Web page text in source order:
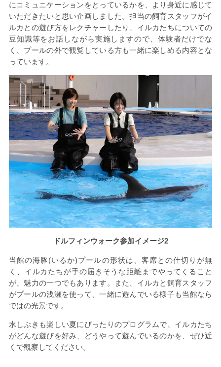
にコミュニケーションをとっているかを、より身近に感じて
いただきたいと思い企画しました。担当の飼育スタッフがイ
ルカとの遊び方をレクチャーしたり、イルカたちについての
豆知識等をお話しながら実施しますので、体験者だけでな
く、プールの外で観覧している方も一緒に楽しめる内容とな
っています。
ドルフィンウォーク参加イメージ2
当館の海豚(いるか)プールの形状は、客席との仕切りが無
く、イルカたちが手の届きそうな距離までやってくること
が、魅力の一つでもあります。また、イルカと飼育スタッフ
がプールの浅瀬を使って、一緒に遊んでいる様子も当館なら
ではの光景です。
水しぶきも楽しい夏にぴったりのプログラムで、イルカたち
がどんな遊びを好み、どうやって遊んでいるのかを、ぜひ近
くで観察してください。